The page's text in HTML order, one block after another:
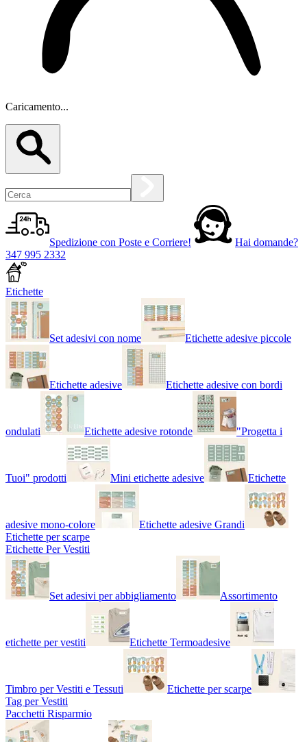
Caricamento...
Spedizione con Poste e Corriere!
Hai domande?
347 995 2332
Etichette
Set adesivi con nome Etichette adesive piccole
Etichette adesive Etichette adesive con bordi
ondulati Etichette adesive rotonde "Progetta i
Tuoi" prodotti Mini etichette adesive Etichette
adesive mono-colore
Etichette adesive Grandi
Etichette per scarpe
Etichette Per Vestiti
Set adesivi per abbigliamento Assortimento
etichette per vestiti Etichette Termoadesive
Timbro per Vestiti e Tessuti
Etichette per scarpe
Tag per Vestiti
Pacchetti Risparmio